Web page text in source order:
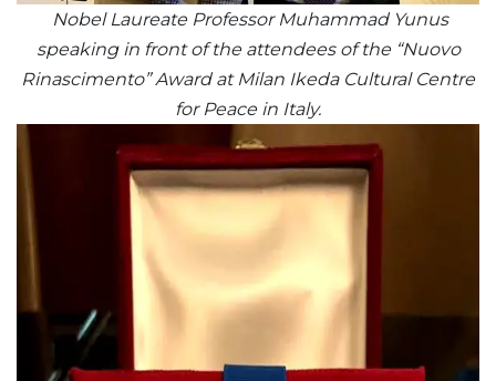
Nobel Laureate Professor Muhammad Yunus
speaking in front of the attendees of the “Nuovo
Rinascimento” Award at Milan Ikeda Cultural Centre
for Peace in Italy.